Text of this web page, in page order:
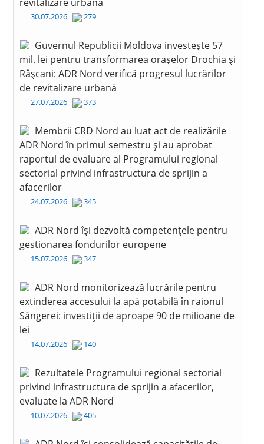
30.07.2026 279
Guvernul Republicii Moldova investește 57
mil. lei pentru transformarea orașelor Drochia și
Râșcani: ADR Nord verifică progresul lucrărilor
de revitalizare urbană
27.07.2026 373
Membrii CRD Nord au luat act de realizările
ADR Nord în primul semestru și au aprobat
raportul de evaluare al Programului regional
sectorial privind infrastructura de sprijin a
afacerilor
24.07.2026 345
ADR Nord își dezvoltă competențele pentru
gestionarea fondurilor europene
15.07.2026 347
ADR Nord monitorizează lucrările pentru
extinderea accesului la apă potabilă în raionul
Sângerei: investiții de aproape 90 de milioane de
lei
14.07.2026 140
Rezultatele Programului regional sectorial
privind infrastructura de sprijin a afacerilor,
evaluate la ADR Nord
10.07.2026 405